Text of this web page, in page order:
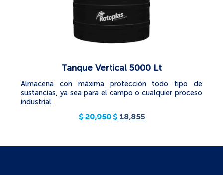
Tanque Vertical 5000 Lt
Almacena con máxima protección todo tipo de
sustancias, ya sea para el campo o cualquier proceso
industrial.
$20,950 $ 18,855